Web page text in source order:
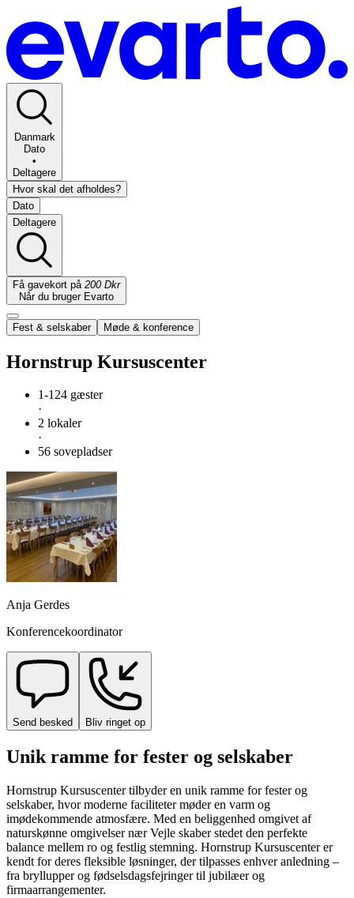
Danmark
Dato
•
Deltagere
Hvor skal det afholdes?
Dato
Deltagere
Få gavekort på 200 Dkr
Når du bruger Evarto
Fest & selskaber Møde & konference
Hornstrup Kursuscenter
1-124 gæster
·
2 lokaler
·
56 sovepladser
Anja Gerdes
Konferencekoordinator
Send besked Bliv ringet op
Unik ramme for fester og selskaber
Hornstrup Kursuscenter tilbyder en unik ramme for fester og
selskaber, hvor moderne faciliteter møder en varm og
imødekommende atmosfære. Med en beliggenhed omgivet af
naturskønne omgivelser nær Vejle skaber stedet den perfekte
balance mellem ro og festlig stemning. Hornstrup Kursuscenter er
kendt for deres fleksible løsninger, der tilpasses enhver anledning –
fra bryllupper og fødselsdagsfejringer til jubilæer og
firmaarrangementer.